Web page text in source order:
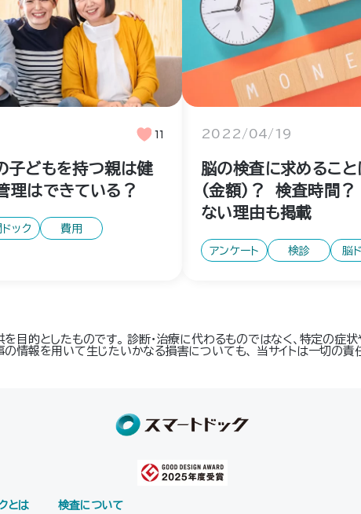
11
子どもを持つ親は健
理はできている？
ック 費用
2022/04/19
脳の検査に求めるこ
（金額）？ 検査時間
ない理由も掲載
アンケート 検診 脳
目的としたものです。 診断・治療に代わるものではなく、特定の症
情報を用いて生じたいかなる損害についても、 当サイトは一切の責
とは 検査について